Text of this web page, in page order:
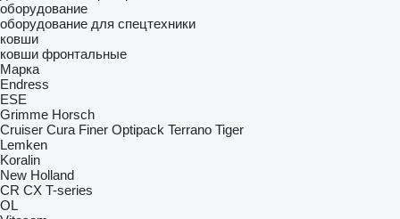
оборудование
оборудование для спецтехники
ковши
ковши фронтальные
Марка
Endress
ESE
Grimme Horsch
Cruiser Cura Finer Optipack Terrano Tiger
Lemken
Koralin
New Holland
CR CX T-series
OL